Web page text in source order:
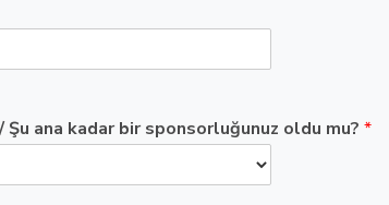
ana kadar bir sponsorluğunuz oldu mu? *